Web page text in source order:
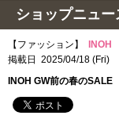
ショップニュー
【ファッション】
INOH
掲載日 2025/04/18 (Fri)
INOH GW前の春のSALE